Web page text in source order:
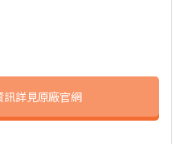
訊詳見原廠官網